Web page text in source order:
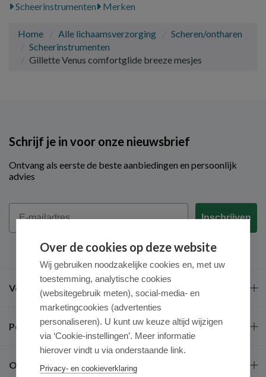
Scheerinstrumenten
Merken
Home Alle lichaamsverzorging
Scheren/ontharen
Scheerinstrumenten
Gillette Venus comfortglide breeze mesjes
Schrijf je in voor onze nieuwsbrief
Ontvang als eerste de beste aanbiedingen en persoonlijk
advies
Email
Inschrijven
Veel gestelde vragen
Populaire merken
Over ons
Over de cookies op deze website
Wij gebruiken noodzakelijke cookies en, met uw
toestemming, analytische cookies
(websitegebruik meten), social-media- en
marketingcookies (advertenties
personaliseren). U kunt uw keuze altijd wijzigen
via ‘Cookie-instellingen’. Meer informatie
hierover vindt u via onderstaande link.
Privacy- en cookieverklaring